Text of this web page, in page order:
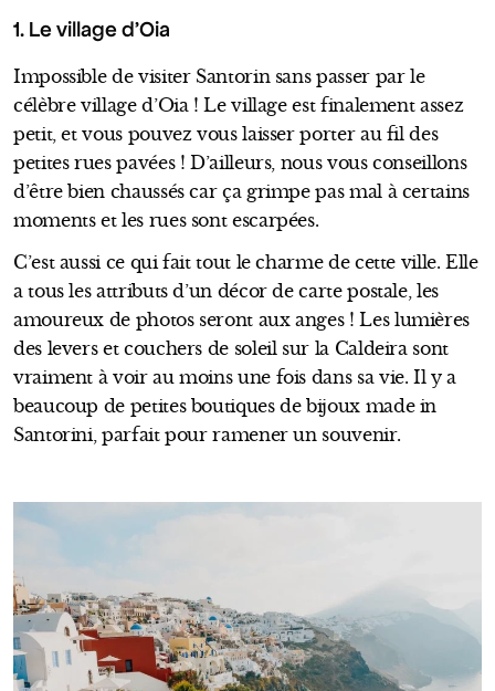
1. Le village d’Oia
Impossible de visiter Santorin sans passer par le
célèbre village d’Oia ! Le village est finalement assez
petit, et vous pouvez vous laisser porter au fil des
petites rues pavées ! D’ailleurs, nous vous conseillons
d’être bien chaussés car ça grimpe pas mal à certains
moments et les rues sont escarpées.
C’est aussi ce qui fait tout le charme de cette ville. Elle
a tous les attributs d’un décor de carte postale, les
amoureux de photos seront aux anges ! Les lumières
des levers et couchers de soleil sur la Caldeira sont
vraiment à voir au moins une fois dans sa vie. Il y a
beaucoup de petites boutiques de bijoux made in
Santorini, parfait pour ramener un souvenir.